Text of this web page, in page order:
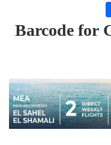
Barcode for